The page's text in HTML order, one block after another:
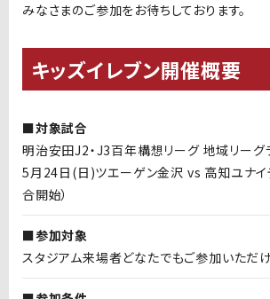
みなさまのご参加をお待ちしております。
キッズイレブン開催概要
■対象試合
明治安田J2・J3百年構想リーグ 地域リーグ
5月24日(日)ツエーゲン金沢 vs 高知ユナ
合開始）
■参加対象
スタジアム来場者どなたでもご参加いただけ